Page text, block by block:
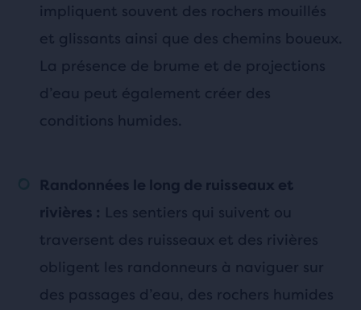
impliquent souvent des rochers mouillés
et glissants ainsi que des chemins boueux.
La présence de brume et de projections
d’eau peut également créer des
conditions humides.
Randonnées le long de ruisseaux et
rivières : Les sentiers qui suivent ou
traversent des ruisseaux et des rivières
obligent les randonneurs à naviguer sur
des passages d’eau, des rochers humides